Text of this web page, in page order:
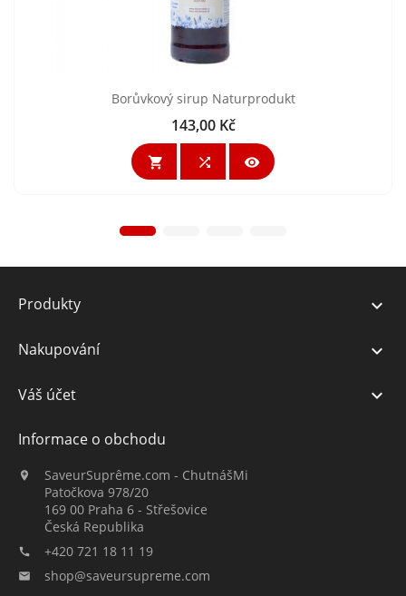
Borůvkový sirup Naturprodukt
Cena
143,00 Kč
  
Produkty 
Nakupování 
Váš účet 
Informace o obchodu

SaveurSuprême.com - ChutnášMi
Patočkova 978/20
169 00 Praha 6 - Střešovice
Česká Republika
 +420 721 18 11 19
 shop@saveursupreme.com